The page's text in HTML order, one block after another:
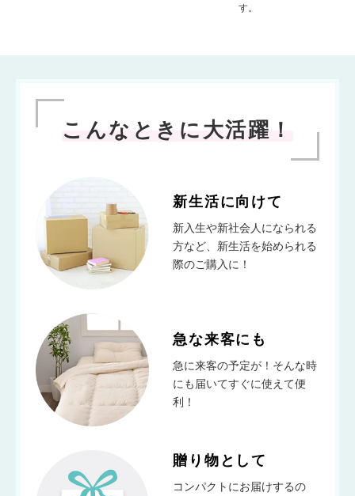
す。
こんなときに大活躍！
新生活に向けて
新入生や新社会人になられる
方など、新生活を始められる
際のご購入に！
急な来客にも
急に来客の予定が！そんな時
にも届いてすぐに使えて便
利！
贈り物として
コンパクトにお届けするの